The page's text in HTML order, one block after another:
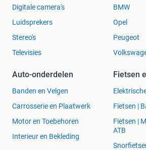
Digitale camera's
Luidsprekers
Stereo's
Televisies
BMW
Opel
Peugeot
Auto-onderdelen
Banden en Velgen
Carrosserie en Plaatwerk
Motor en Toebehoren
Interieur en Bekleding
Fietsen
Fietsen |
Fietsen |
ATB